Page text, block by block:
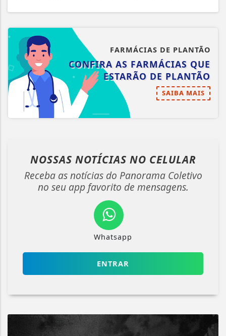
FARMÁCIAS DE PLANTÃO
CONFIRA AS FARMÁCIAS QUE
ESTARÃO DE PLANTÃO
SAIBA MAIS
NOSSAS NOTÍCIAS NO CELULAR
Receba as notícias do Panorama Coletivo
no seu app favorito de mensagens.
Whatsapp
ENTRAR